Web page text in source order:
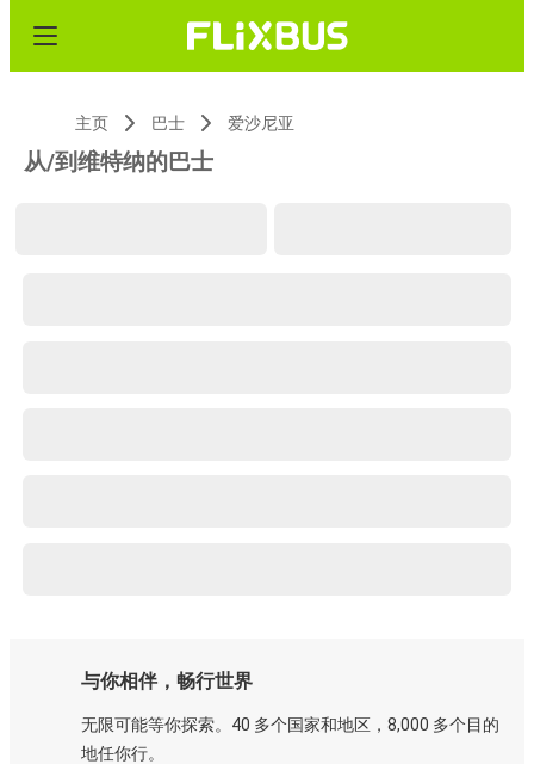
主页 巴士 爱沙尼亚
从/到维特纳的巴士
与你相伴，畅行世界
无限可能等你探索。40 多个国家和地区，8,000 多个目的
地任你行。